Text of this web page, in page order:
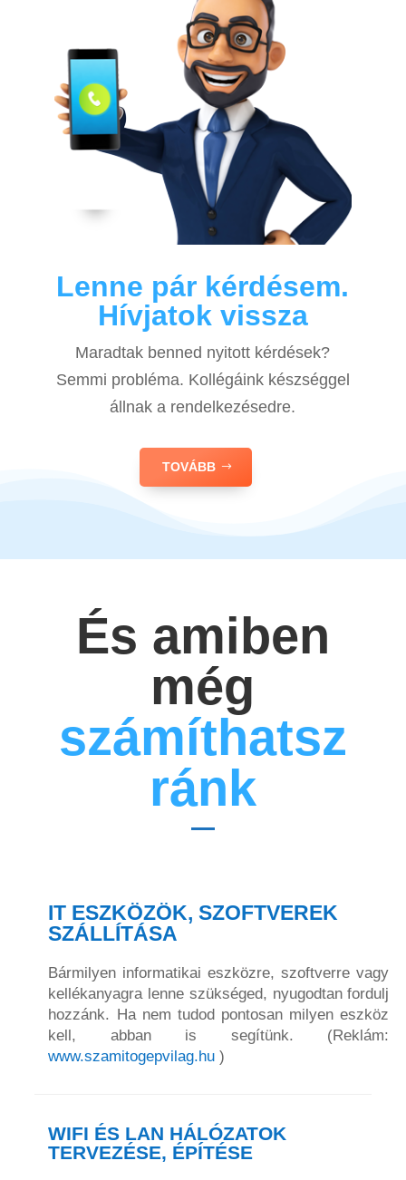
Lenne pár kérdésem.
Hívjatok vissza
Maradtak benned nyitott kérdések?
Semmi probléma. Kollégáink készséggel
állnak a rendelkezésedre.
TOVÁBB
És amiben
még
számíthatsz
ránk
IT ESZKÖZÖK, SZOFTVEREK
SZÁLLÍTÁSA
Bármilyen informatikai eszközre, szoftverre vagy
kellékanyagra lenne szükséged, nyugodtan fordulj
hozzánk. Ha nem tudod pontosan milyen eszköz
kell, abban is segítünk. (Reklám:
www.szamitogepvilag.hu )
WIFI ÉS LAN HÁLÓZATOK
TERVEZÉSE, ÉPÍTÉSE